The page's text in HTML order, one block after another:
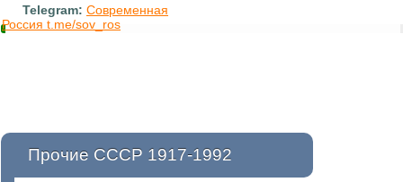
Telegram: Современная
Россия t.me/sov_ros
Прочие СССР 1917-1992